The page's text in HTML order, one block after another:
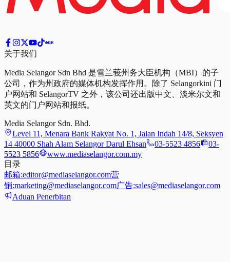
关于我们
Media Selangor Sdn Bhd 是雪兰莪州务大臣机构（MBI）的子
公司，作为州政府的媒体机构发挥作用。除了 Selangorkini 门
户网站和 SelangorTV 之外，该公司还出版中文、淡米尔文和
英文的门户网站和报纸。
Media Selangor Sdn. Bhd.
Level 11, Menara Bank Rakyat No. 1, Jalan Indah 14/8, Seksyen
14 40000 Shah Alam Selangor Darul Ehsan
03-5523 4856
03-
5523 5856
www.mediaselangor.com.my
目录
邮箱:editor@mediaselangor.com营
销:marketing@mediaselangor.com广告:sales@mediaselangor.com
Aduan Penerbitan